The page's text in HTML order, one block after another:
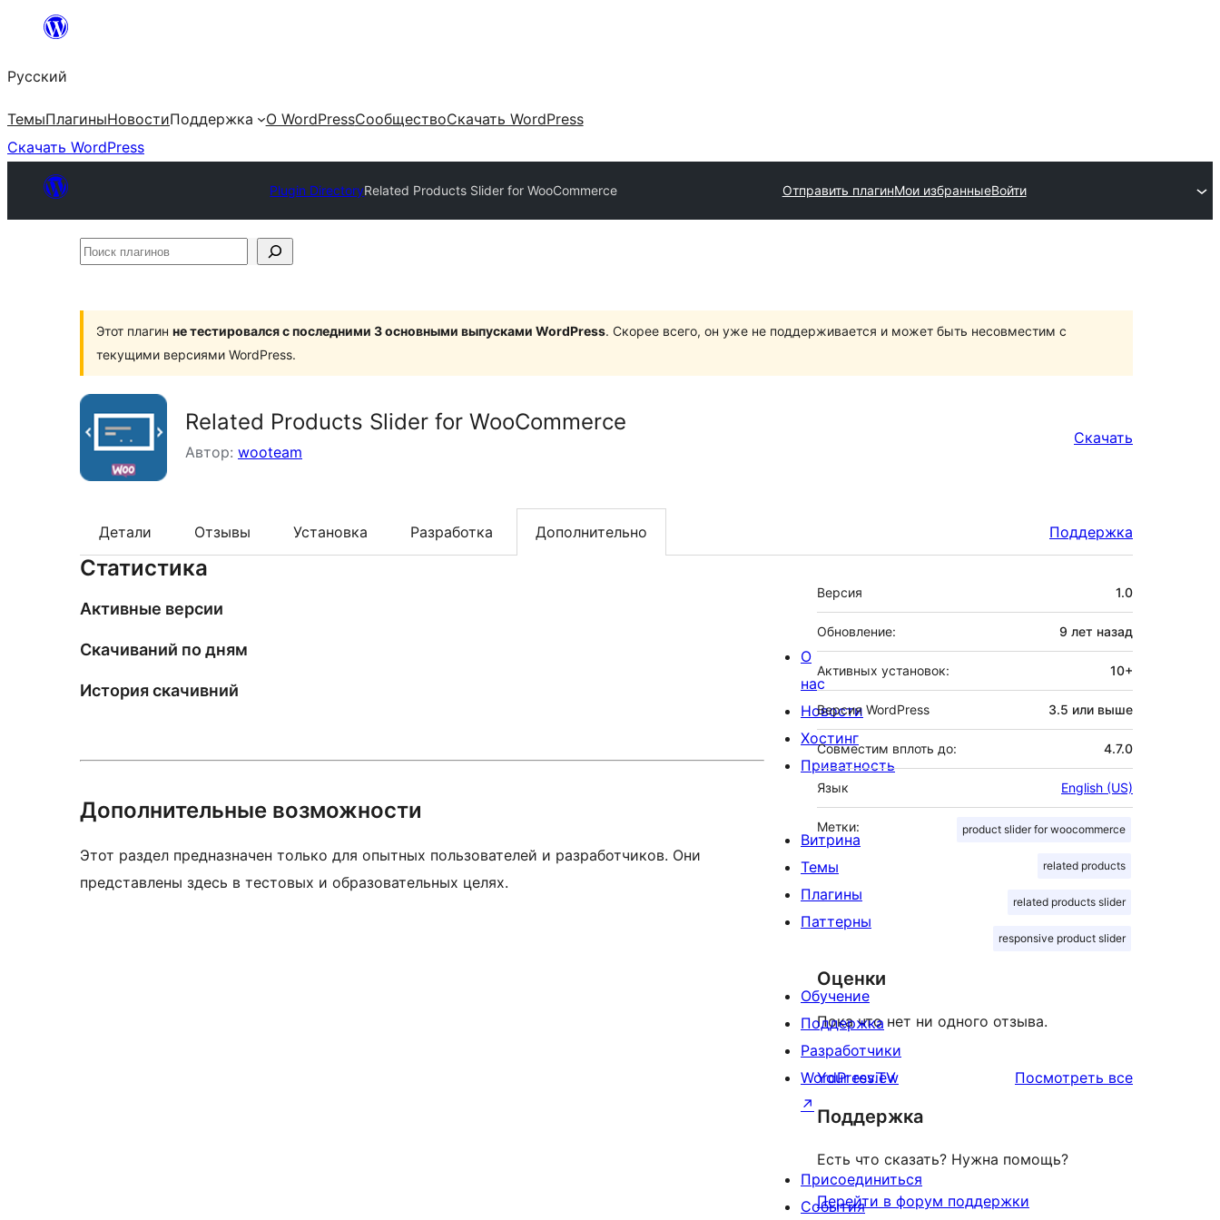
Перейти
содержимому
Русский
ТемыПлагиныНовостиПоддержка О WordPressСообществоСкачать WordPress
Скачать WordPress
Plugin DirectoryRelated Products Slider for WooCommerce Отправить плагинМои избранныеВойти
Поиск
Этот плагин не тестировался с последними 3 основными выпусками WordPress. Скорее всего, он уже не поддерживается и может быть несовместим с
текущими версиями WordPress.
Related Products Slider for WooCommerce
Автор: wooteam
Скачать
Детали Отзывы Установка Разработка Дополнительно Поддержка
Статистика
Активные версии
Скачиваний по дням
История скачивний
Дополнительные возможности
Этот раздел предназначен только для опытных пользователей и разработчиков. Они
представлены здесь в тестовых и образовательных целях.
Мета
Версия 1.0
Обновление: 9 лет назад
Активных установок: 10+
Версия WordPress 3.5 или выше
Совместим вплоть до: 4.7.0
Язык English (US)
Метки: product slider for woocommerce
related products
related products slider
responsive product slider
Оценки
Пока что нет ни одного отзыва.
Your review Посмотреть всеотзывы
Поддержка
Есть что сказать? Нужна помощь?
Перейти в форум поддержки
О
нас
Новости
Хостинг
Приватность
Витрина
Темы
Плагины
Паттерны
Обучение
Поддержка
Разработчики
WordPress.TV
↗
Присоединиться
События